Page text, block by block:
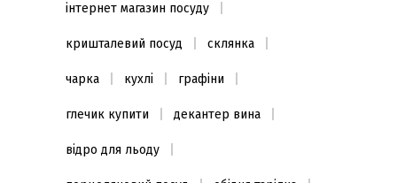
інтернет магазин посуду
кришталевий посуд склянка
чарка кухлі графіни
глечик купити декантер вина
відро для льоду